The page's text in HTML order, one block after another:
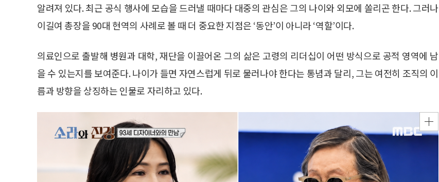
알려져 있다. 최근 공식 행사에 모습을 드러낼 때마다 대중의 관심은 그의 나이와 외모에 쏠리곤 한다. 그러나
이길여 총장을 90대 현역의 사례로 볼 때 더 중요한 지점은 ‘동안’이 아니라 ‘역할’이다.
의료인으로 출발해 병원과 대학, 재단을 이끌어온 그의 삶은 고령의 리더십이 어떤 방식으로 공적 영역에 남
을 수 있는지를 보여준다. 나이가 들면 자연스럽게 뒤로 물러나야 한다는 통념과 달리, 그는 여전히 조직의 이
름과 방향을 상징하는 인물로 자리하고 있다.